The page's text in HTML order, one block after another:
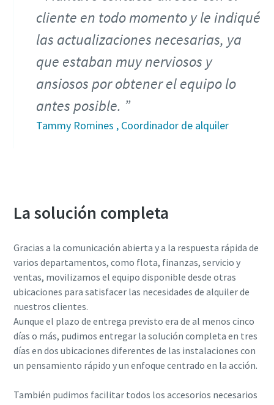
cliente en todo momento y le indiqué
las actualizaciones necesarias, ya
que estaban muy nerviosos y
ansiosos por obtener el equipo lo
antes posible.
Tammy Romines , Coordinador de alquiler
La solución completa
Gracias a la comunicación abierta y a la respuesta rápida de
varios departamentos, como flota, finanzas, servicio y
ventas, movilizamos el equipo disponible desde otras
ubicaciones para satisfacer las necesidades de alquiler de
nuestros clientes.
Aunque el plazo de entrega previsto era de al menos cinco
días o más, pudimos entregar la solución completa en tres
días en dos ubicaciones diferentes de las instalaciones con
un pensamiento rápido y un enfoque centrado en la acción.
También pudimos facilitar todos los accesorios necesarios